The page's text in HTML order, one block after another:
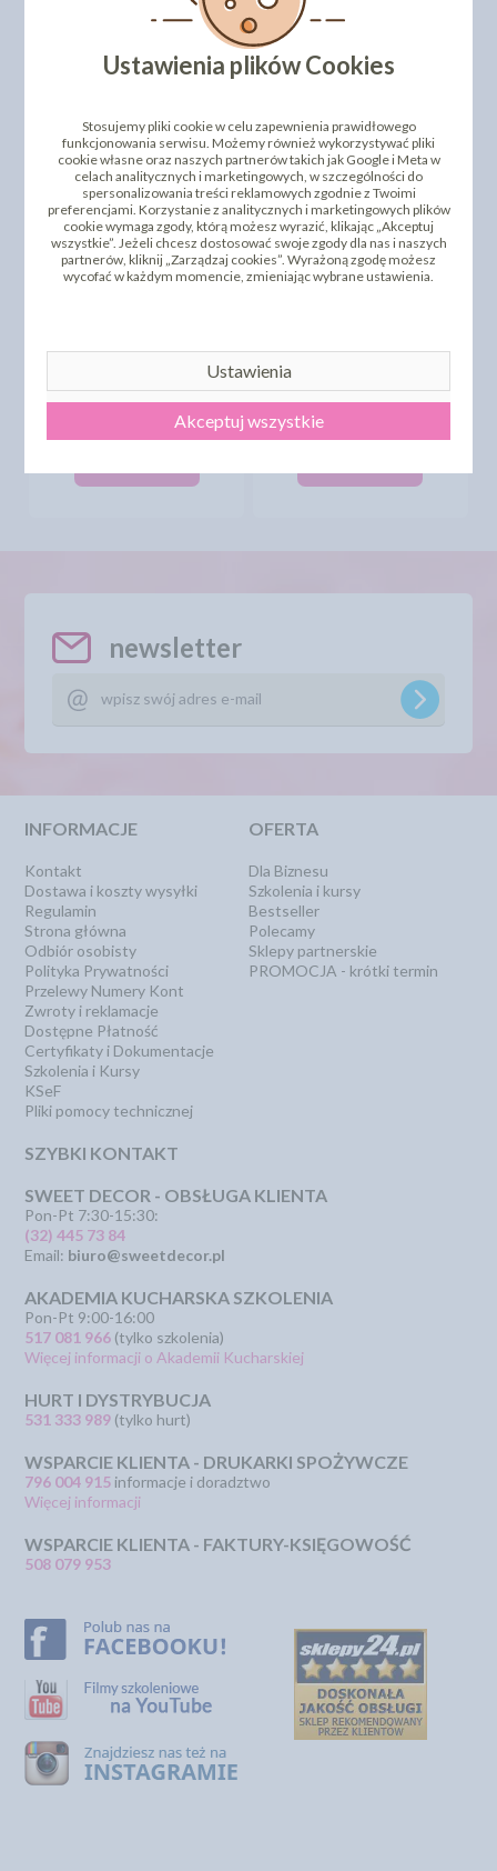
DODAJ SWOJĄ OPINIĘ
INNI KLIENCI KUPILI TEŻ
NIEBIESKI 8G
9,10 zł
ZIELONY CIEMNY 8G
cena:
newsletter
INFORMACJE
Kontakt
Dostawa i koszty wysyłki
Regulamin
Strona główna
Odbiór osobisty
Polityka Prywatności
Przelewy Numery Kont
Zwroty i reklamacje
Dostępne Płatność
Certyfikaty i Dokumentacje
Szkolenia i Kursy
KSeF
Pliki pomocy technicznej
OFERTA
Dla Biznesu
Szkolenia i kursy
Bestseller
Polecamy
Sklepy partnerskie
PROMOCJA - krótki termin
SZYBKI KONTAKT
SWEET DECOR - OBSŁUGA KLIENTA
Pon-Pt 7:30-15:30:
(32) 445 73 84
Email: biuro@sweetdecor.pl
AKADEMIA KUCHARSKA SZKOLENIA
Pon-Pt 9:00-16:00
517 081 966 (tylko szkolenia)
Więcej informacji o Akademii Kucharskiej
HURT I DYSTRYBUCJA
531 333 989 (tylko hurt)
WSPARCIE KLIENTA - DRUKARKI SPOŻYWCZE
796 004 915 informacje i doradztwo
Więcej informacji
WSPARCIE KLIENTA - FAKTURY-KSIĘGOWOŚĆ
508 079 953
Ustawienia plików Cookies
Stosujemy pliki cookie w celu zapewnienia prawidłowego
funkcjonowania serwisu. Możemy również wykorzystywać pliki
cookie własne oraz naszych partnerów takich jak Google i Meta w
celach analitycznych i marketingowych, w szczególności do
spersonalizowania treści reklamowych zgodnie z Twoimi
preferencjami. Korzystanie z analitycznych i marketingowych plików
cookie wymaga zgody, którą możesz wyrazić, klikając „Akceptuj
wszystkie”. Jeżeli chcesz dostosować swoje zgody dla nas i naszych
partnerów, kliknij „Zarządzaj cookies”. Wyrażoną zgodę możesz
wycofać w każdym momencie, zmieniając wybrane ustawienia.
Ustawienia
Akceptuj wszystkie